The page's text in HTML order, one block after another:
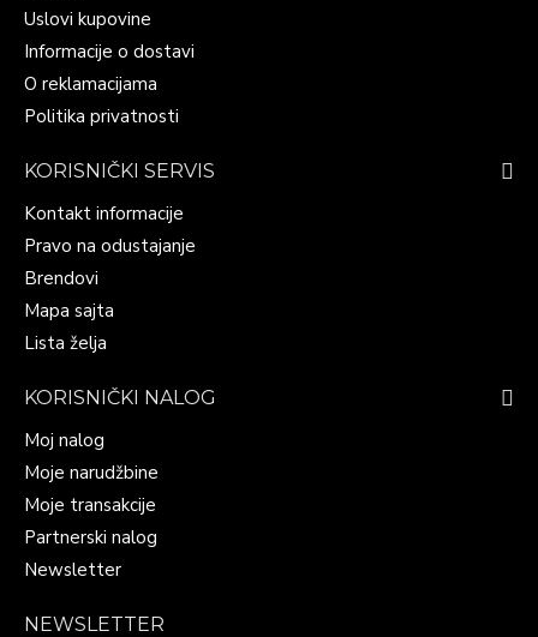
Uslovi kupovine
Informacije o dostavi
O reklamacijama
Politika privatnosti
KORISNIČKI SERVIS
Kontakt informacije
Pravo na odustajanje
Brendovi
Mapa sajta
Lista želja
KORISNIČKI NALOG
Moj nalog
Moje narudžbine
Moje transakcije
Partnerski nalog
Newsletter
NEWSLETTER